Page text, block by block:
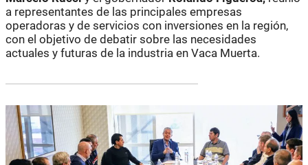
a representantes de las principales empresas
operadoras y de servicios con inversiones en la región,
con el objetivo de debatir sobre las necesidades
actuales y futuras de la industria en Vaca Muerta.